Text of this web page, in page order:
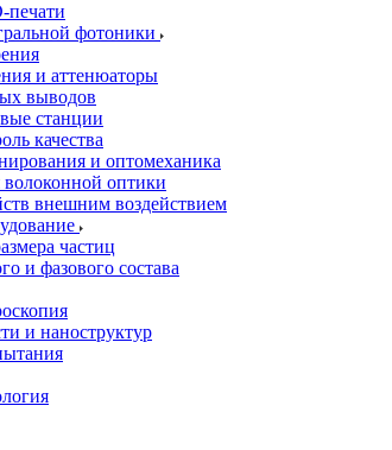
печати
фотоники
и аттенюаторы
выводов
станции
качества
и оптомеханика
оптики
внешним воздействием
частиц
и фазового состава
и наноструктур